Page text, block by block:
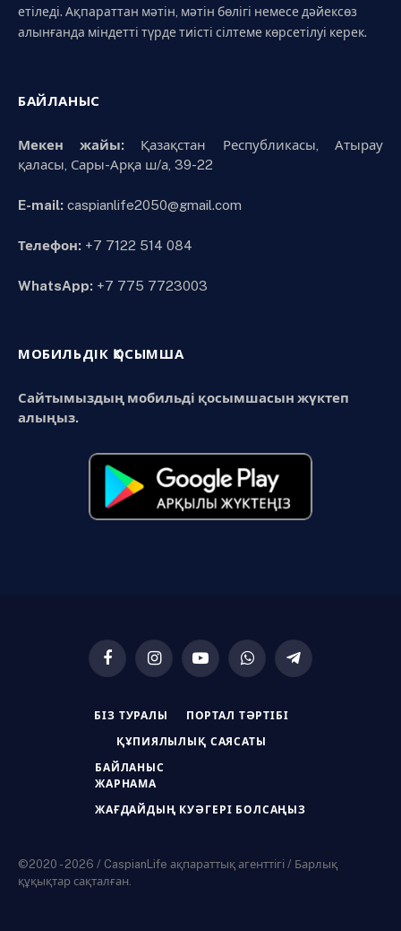
етіледі. Ақпараттан мәтін, мәтін бөлігі немесе дәйексөз
алынғанда міндетті түрде тиісті сілтеме көрсетілуі керек.
БАЙЛАНЫС
Мекен жайы:Қазақстан Республикасы, Атырау
қаласы, Сары-Арқа ш/а, 39-22
E-mail: caspianlife2050@gmail.com
Телефон: +7 7122 514 084
WhatsApp: +7 775 7723003
МОБИЛЬДІК ҚОСЫМША
Сайтымыздың мобильді қосымшасын жүктеп
алыңыз.
FacebookInstagramYouTubeWhatsAppTelegram
БІЗ ТУРАЛЫ ПОРТАЛ ТӘРТІБІ
ҚҰПИЯЛЫЛЫҚ САЯСАТЫ
БАЙЛАНЫС
ЖАРНАМА
ЖАҒДАЙДЫҢ КУӘГЕРІ БОЛСАҢЫЗ
©2020 - 2026 / CaspianLife ақпараттық агенттігі / Барлық
құқықтар сақталған.